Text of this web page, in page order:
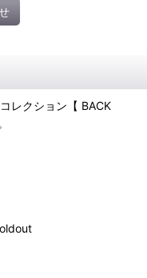
レクション【 BACK